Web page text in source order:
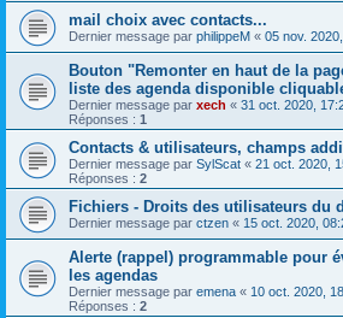
mail choix avec contacts...
Dernier message par philippeM « 05 nov.
Bouton "Remonter en haut de la
liste des agenda disponible
Dernier message par xech « 31 oct. 2020,
Réponses : 1
Contacts & utilisateurs, champs
Dernier message par SylScat « 21 oct. 2020,
Réponses : 2
Fichiers - Droits des utilisateurs du
Dernier message par ctzen « 15 oct. 2020,
Alerte (rappel) programmable pour
les agendas
Dernier message par emena « 10 oct. 2020,
Réponses : 2